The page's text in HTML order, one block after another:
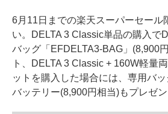
6月11日までの楽天スーパーセール
い。DELTA 3 Classic単品の購入で
バッグ「EFDELTA3-BAG」(8,900
ト、DELTA 3 Classic + 160W軽量
ットを購入した場合には、専用バ
バッテリー(8,900円相当)もプレゼン